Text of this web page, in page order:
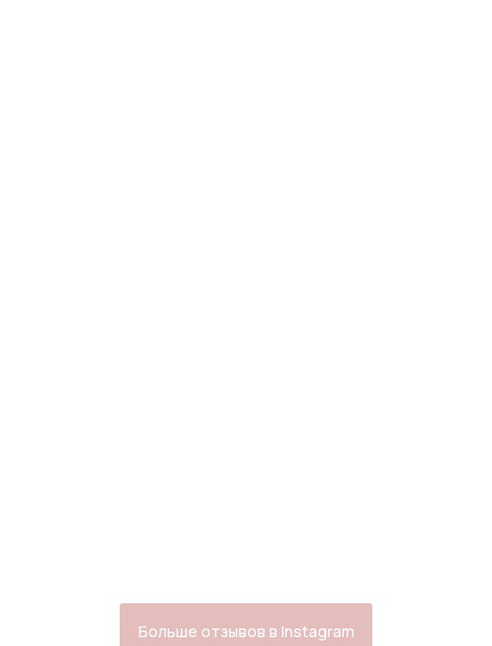
Больше отзывов в Instagram